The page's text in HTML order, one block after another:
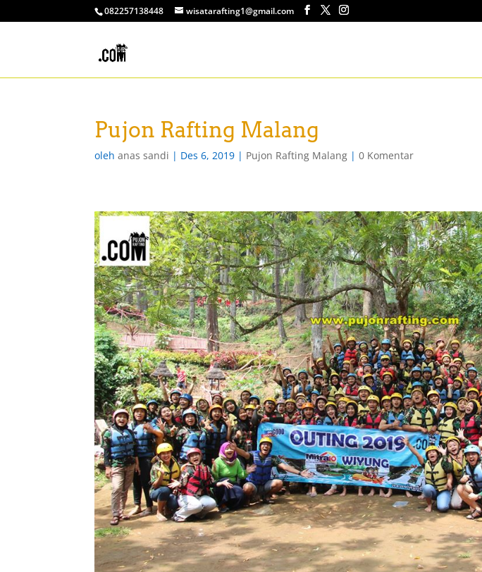
082257138448 wisatarafting1@gmail.com
Pujon Rafting Malang
olehanas sandi | Des 6, 2019 | Pujon Rafting Malang |0 Komentar